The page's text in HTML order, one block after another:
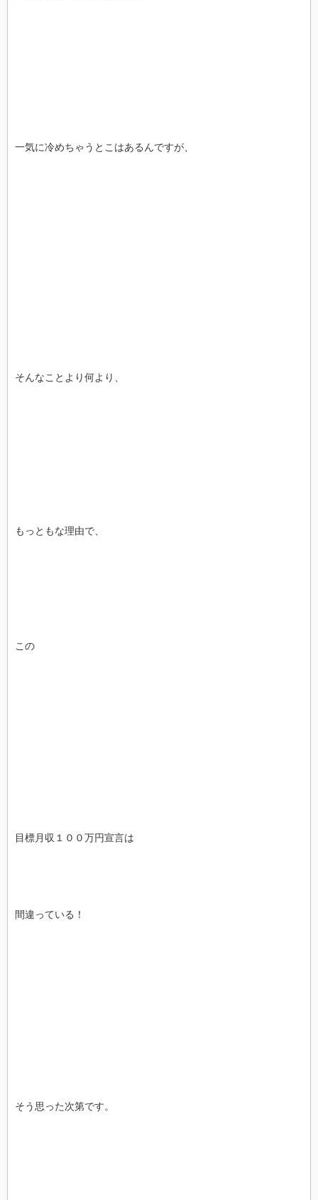
一気に冷めちゃうとこはあるんですが、
そんなことより何より、
もっともな理由で、
この
目標月収１００万円宣言は
間違っている！
そう思った次第です。